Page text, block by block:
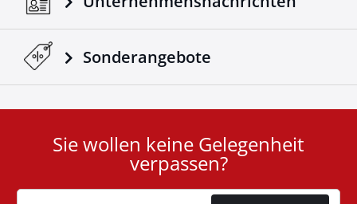
Sonderangebote
Cookie
Sie wollen keine Gelegenheit
verpassen?